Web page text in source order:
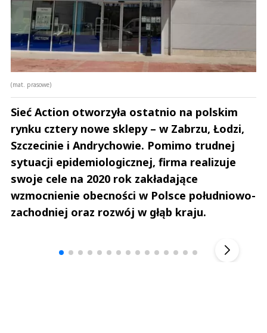
(mat. prasowe)
Sieć Action otworzyła ostatnio na polskim
rynku cztery nowe sklepy – w Zabrzu, Łodzi,
Szczecinie i Andrychowie. Pomimo trudnej
sytuacji epidemiologicznej, firma realizuje
swoje cele na 2020 rok zakładające
wzmocnienie obecności w Polsce południowo-
zachodniej oraz rozwój w głąb kraju.